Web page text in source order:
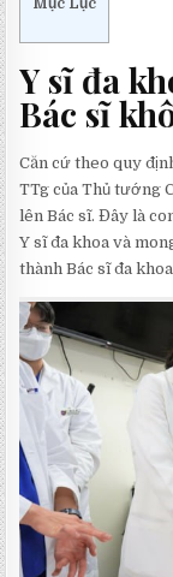
Y sĩ đa
Bác sĩ
Căn cứ theo quy
TTg của Thủ tướng
lên Bác sĩ. Đây là
Y sĩ đa khoa và
thành Bác sĩ đa